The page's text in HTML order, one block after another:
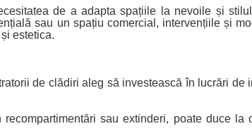
de a adapta spațiile la nevoile și
sau un spațiu comercial, intervențiile și
estetica.
de clădiri aleg să investească în lucrări de
sau extinderi, poate duce